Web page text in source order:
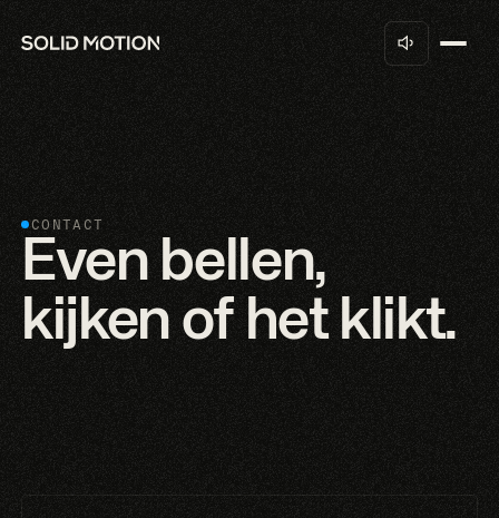
CONTACT
Even bellen,
kijken of het klikt.